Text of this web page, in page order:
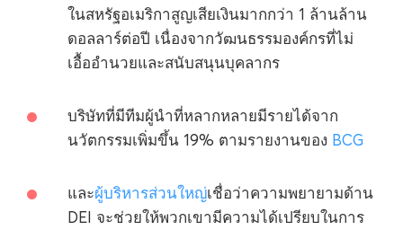
ในสหรัฐอเมริกาสูญเสียเงินมากกว่า 1 ล้านล้าน
ดอลลาร์ต่อปี เนื่องจากวัฒนธรรมองค์กรที่ไม่
เอื้ออำนวยและสนับสนุนบุคลากร
บริษัทที่มีทีมผู้นำที่หลากหลายมีรายได้จาก
นวัตกรรมเพิ่มขึ้น 19% ตามรายงานของ BCG
และผู้บริหารส่วนใหญ่เชื่อว่าความพยายามด้าน
DEI จะช่วยให้พวกเขามีความได้เปรียบในการ